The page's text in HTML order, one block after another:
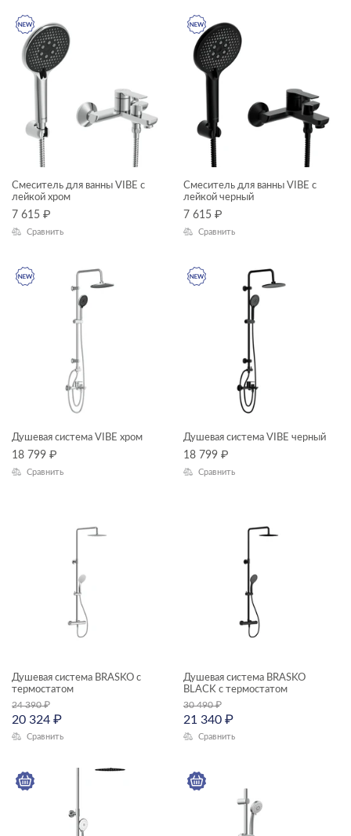
раковины на столешницу
раковины подвесные
раковины с пьедесталом
рамы для ванн
сиденья для унитазов
столешницы
тумбы для раковин
унитазы подвесные
унитазы-компакты
шкафчики
ЦВЕТ
КОЛЛЕКЦИЯ
BRASKO
BRASKO BLACK
FLAVIS
LARA
OLIVA
ACCENTO
AQUA
CAMEO
CLASSIC
Смеситель для ванны VIBE с
лейкой хром
7 615 ₽
Сравнить
Смеситель для ванны VIBE с
лейкой черный
7 615 ₽
Сравнить
Душевая система VIBE хром
18 799 ₽
Сравнить
Душевая система VIBE черный
18 799 ₽
Сравнить
Душевая система BRASKO с
термостатом
24 390₽
20 324 ₽
Сравнить
Душевая система BRASKO
BLACK с термостатом
30 490₽
21 340 ₽
Сравнить